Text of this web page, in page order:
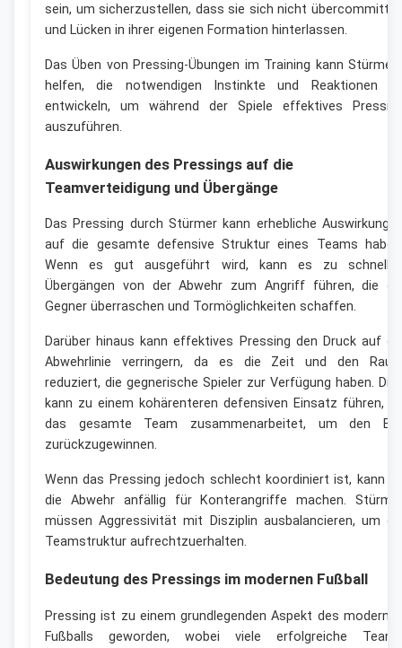
sein, um sicherzustellen, dass sie sich nicht
und Lücken in ihrer eigenen Formation hinterlassen.
Das Üben von Pressing-Übungen im Training kann
helfen, die notwendigen Instinkte und Reaktionen
entwickeln, um während der Spiele effektives
auszuführen.
Auswirkungen des Pressings auf die
Teamverteidigung und Übergänge
Das Pressing durch Stürmer kann erhebliche
auf die gesamte defensive Struktur eines Teams
Wenn es gut ausgeführt wird, kann es zu
Übergängen von der Abwehr zum Angriff führen, die
Gegner überraschen und Tormöglichkeiten schaffen.
Darüber hinaus kann effektives Pressing den Druck auf
Abwehrlinie verringern, da es die Zeit und den
reduziert, die gegnerische Spieler zur Verfügung haben.
kann zu einem kohärenteren defensiven Einsatz führen,
das gesamte Team zusammenarbeitet, um den
zurückzugewinnen.
Wenn das Pressing jedoch schlecht koordiniert ist, kann
die Abwehr anfällig für Konterangriffe machen.
müssen Aggressivität mit Disziplin ausbalancieren, um
Teamstruktur aufrechtzuerhalten.
Bedeutung des Pressings im modernen Fußball
Pressing ist zu einem grundlegenden Aspekt des
Fußballs geworden, wobei viele erfolgreiche